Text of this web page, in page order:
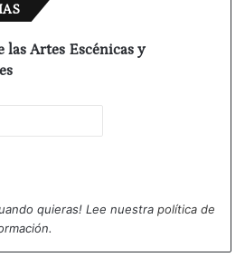
las Artes Escénicas y
quieras! Lee nuestra política de